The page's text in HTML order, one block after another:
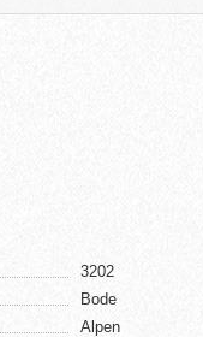
3202
Bode
Alpen